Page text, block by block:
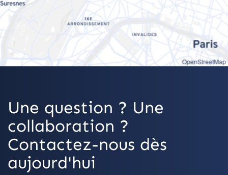
OpenStreetMap
Une question ? Une
collaboration ?
Contactez-nous dès
aujourd'hui